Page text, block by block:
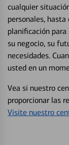
cualquier
personales,
planificación
su negocio, su
necesidades.
usted en un
Vea si nuestro
proporcionar las
Visite nuestro